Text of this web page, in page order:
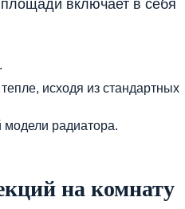
включает в себя
исходя из стандартных
радиатора.
на комнату